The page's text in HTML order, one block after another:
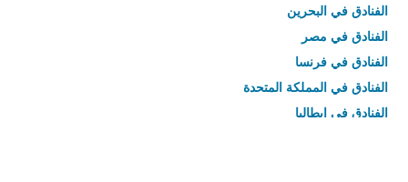
الفنادق في البحرين
الفنادق في مصر
الفنادق في فرنسا
الفنادق في المملكة المتحدة
الفنادق في إيطاليا